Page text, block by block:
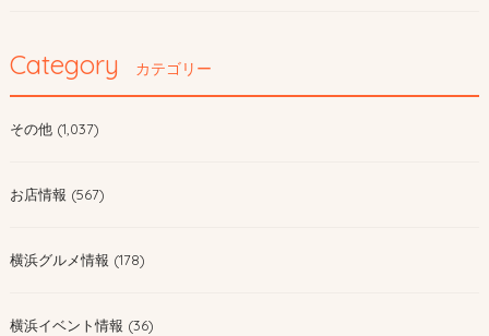
Category カテゴリー
その他 (1,037)
お店情報 (567)
横浜グルメ情報 (178)
横浜イベント情報 (36)